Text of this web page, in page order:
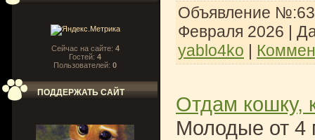
Сейчас на сайте: 4
Гостей: 4
Пользователей: 0
ПОДДЕРЖАТЬ САЙТ
Объявление
Февраля 2026 |
yablo4ko |
Отдам кошку,
Молодые от 4